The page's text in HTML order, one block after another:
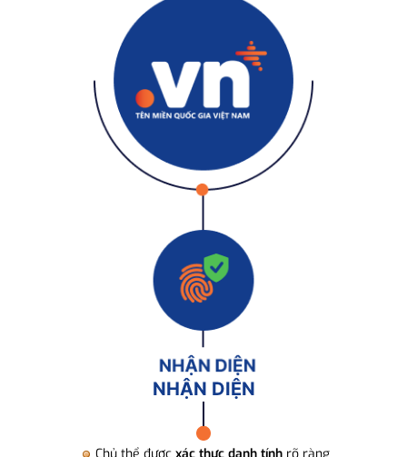
NHẬN DIỆN
Chủ thể được xác thực danh tính rõ ràng